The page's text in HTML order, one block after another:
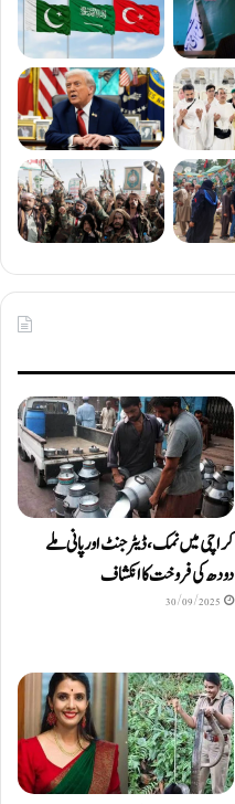
کراچی میں نمک، ڈیٹرجنٹ اور پانی ملے
دودھ کی فروخت کا انکشاف
30/09/2025